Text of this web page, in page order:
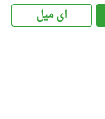
ای میل